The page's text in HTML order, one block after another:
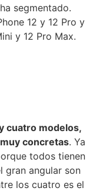
segmentado.
12 y 12 Pro y
y 12 Pro Max.
cuatro modelos,
concretas. Ya
todos tienen
gran angular son
los cuatro es el